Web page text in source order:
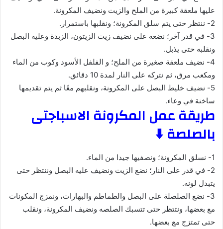
عليها ملعقة كبيرة من الملح والزيت ونضيف المكرونة.
2- ننتظر حتى يتم سلق المكرونة؛ ونقلبها باستمرار.
3- في قدر آخر؛ نضعه على نضيف زيت الزيتون، الزبدة وعليه البصل
ونقلبه حتى يذبل.
4- نضيف ملعقة صغيرة من الملح؛ و الفلفل الأسود وكوب من الماء
ومكعب مرق، ثم نتركه على النار لمدة 10 دقائق.
5- نضيف خليط البصل على المكرونة، ونقلبهم معًا ثم يتم تقديمها
ساخنة في وعاء.
طريقة عمل المكرونة الاسباجتى
بالصلصة ⬇️
1- نسلق المكرونة؛ ونصفيها جيدا من الماء.
2- في قدر على النار؛ نضع الزيت ونضيف عليه البصل وننتظر حتى
يتبدل لونه.
3- نضع الصلصلة على البصل والطماطم والبهارات، ونمزج المكونات
مع بعضها، ونتتظر حتى تتسبك الصلصه ونضيف المكرونة، ونقلب
حتى تمتزج مع بعضها.